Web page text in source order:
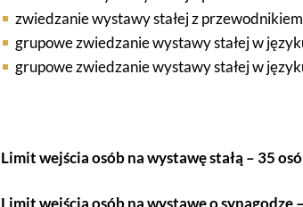
zwiedzanie wystawy stałej z
grupowe zwiedzanie wystawy stałej w
grupowe zwiedzanie wystawy stałej w
Limit wejścia osób na wystawę stałą – 35